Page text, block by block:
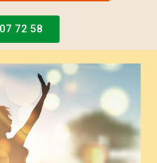
72 58